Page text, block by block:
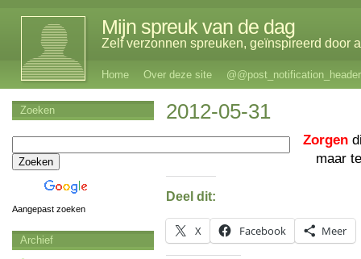
Mijn spreuk van de dag
Zelf verzonnen spreuken, geïnspireerd door
Home Over deze site @@post_notification_header
2012-05-31
Zorgen
maar
Deel dit:
X Facebook Meer
Zoeken
Aangepast zoeken
Archief